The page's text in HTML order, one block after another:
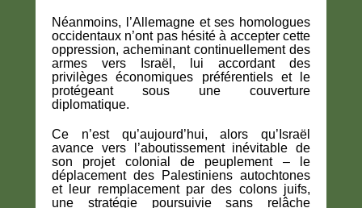
Néanmoins, l’Allemagne et ses homologues
occidentaux n’ont pas hésité à accepter cette
oppression, acheminant continuellement des
armes vers Israël, lui accordant des
privilèges économiques préférentiels et le
protégeant sous une couverture
diplomatique.
Ce n’est qu’aujourd’hui, alors qu’Israël
avance vers l’aboutissement inévitable de
son projet colonial de peuplement – ​​le
déplacement des Palestiniens autochtones
et leur remplacement par des colons juifs,
une stratégie poursuivie sans relâche